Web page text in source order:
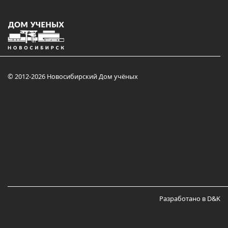
© 2012-2026 Новосибирский Дом учёных
Разработано в D&K